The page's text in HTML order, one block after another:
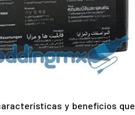
y beneficios que